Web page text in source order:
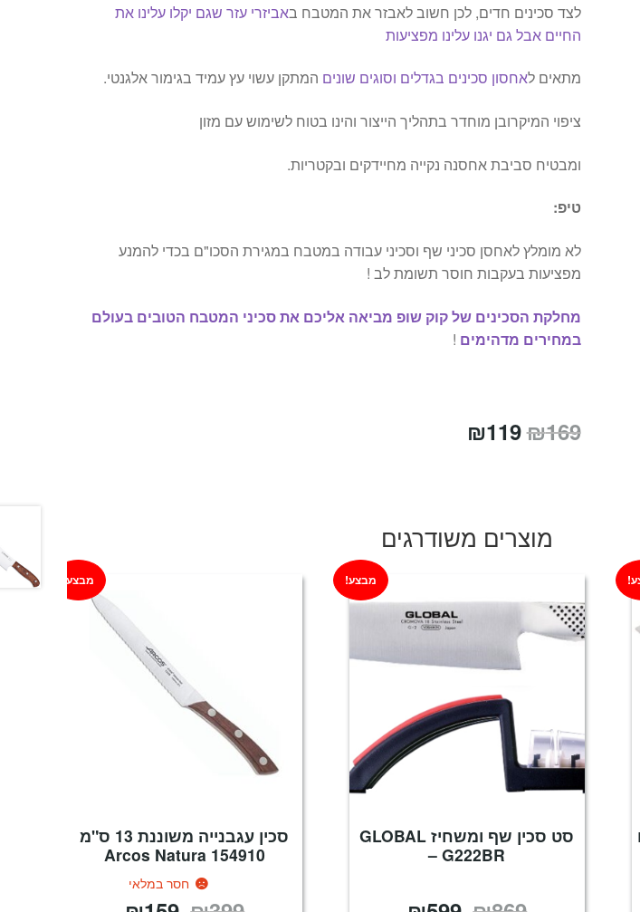
לצד סכינים חדים, לכן חשוב לאבזר את המטבח באביזרי עזר שגם יקלו עלינו את
החיים אבל גם יגנו עלינו מפציעות
מתאים לאחסון סכינים בגדלים וסוגים שונים המתקן עשוי עץ עמיד בגימור אלגנטי.
ציפוי המיקרובן מוחדר בתהליך הייצור והינו בטוח לשימוש עם מזון
ומבטיח סביבת אחסנה נקייה מחיידקים ובקטריות.
טיפ:
לא מומלץ לאחסן סכיני שף וסכיני עבודה במטבח במגירת הסכו"ם בכדי להמנע
מפציעות בעקבות חוסר תשומת לב !
מחלקת הסכינים של קוק שופ מביאה אליכם את סכיני המטבח הטובים בעולם
במחירים מדהימים !
₪169
המחיר
₪169.
₪119
₪119.
מוצרים משודרגים
סט סכין שף ומשחיז GLOBAL
– G222BR
מבצע!
המחיר
סכין עגבנייה משוננת 13 ס"מ
154910 Arcos Natura
חסר במלאי
מבצע!
המחיר